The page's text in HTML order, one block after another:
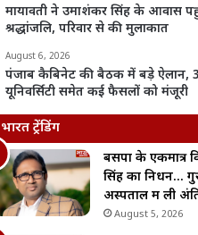
मायावती ने उमाशंकर सिंह के आवास
श्रद्धांजलि, परिवार से की मुलाकात
August 6, 2026
पंजाब कैबिनेट की बैठक में बड़े ऐलान,
यूनिवर्सिटी समेत कई फैसलों को मंजूरी
भारत ट्रेंडिंग
बसपा के एकमात्र
सिंह का निधन…
अस्पताल में ली
August 5, 2026